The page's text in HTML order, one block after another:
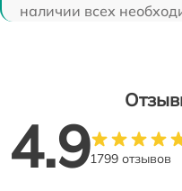
наличии всех
4.91799 отзывов